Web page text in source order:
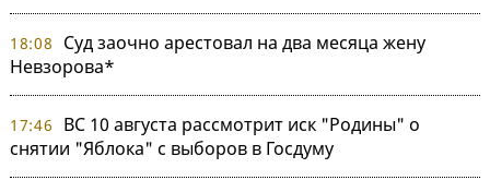
18:08
Суд заочно арестовал на два месяца жену
Невзорова*
17:46
ВС 10 августа рассмотрит иск "Родины" о
снятии "Яблока" с выборов в Госдуму